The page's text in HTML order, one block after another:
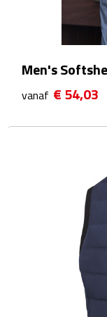
Waterflessen
Glazen & karaffen
Dubbelwandige
Champagneglazen
Cocktailglazen
Men's
vanaf € 54,03